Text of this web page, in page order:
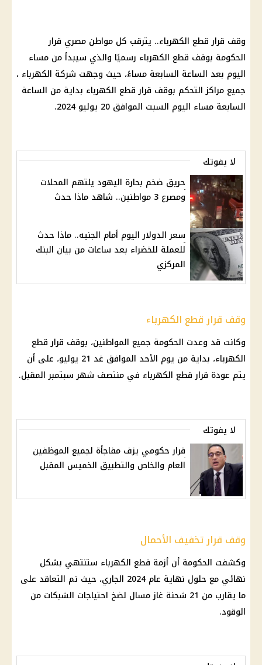
وقف قرار قطع الكهرباء.. يترقب كل مواطن مصري قرار
الحكومة بوقف قطع الكهرباء رسميًا والذي سيبدأ من مساء
اليوم بعد الساعة السابعة مساءً، حيث وجهت شركة الكهرباء ،
جميع مراكز التحكم بوقف قرار قطع الكهرباء بداية من الساعة
السابعة مساء اليوم السبت الموافق 20 يوليو 2024.
لا يفوتك
حريق ضخم بحارة اليهود يلتهم المحلات
ومصرع 3 مواطنين.. شاهد ماذا حدث
سعر الدولار اليوم أمام الجنيه.. ماذا حدث
للعملة للخضراء بعد ساعات من بيان البنك
المركزي
وقف قرار قطع الكهرباء
وكانت قد وعدت الحكومة جميع المواطنين، بوقف قرار قطع
الكهرباء
، بداية من يوم الأحد الموافق غد 21 يوليو، على أن
يتم عودة قرار قطع الكهرباء في منتصف شهر سبتمبر المقبل.
لا يفوتك
قرار حكومي يزف مفاجأة لجميع الموظفين
العام والخاص والتطبيق الخميس المقبل
وقف قرار تخفيف الأحمال
وكشفت الحكومة أن أزمة قطع الكهرباء ستنتهي بشكل
نهائي مع حلول نهاية عام 2024 الجاري، حيث تم التعاقد على
ما يقارب من 21 شحنة
غازمسال لضخ احتياجات الشبكات من
الوقود.